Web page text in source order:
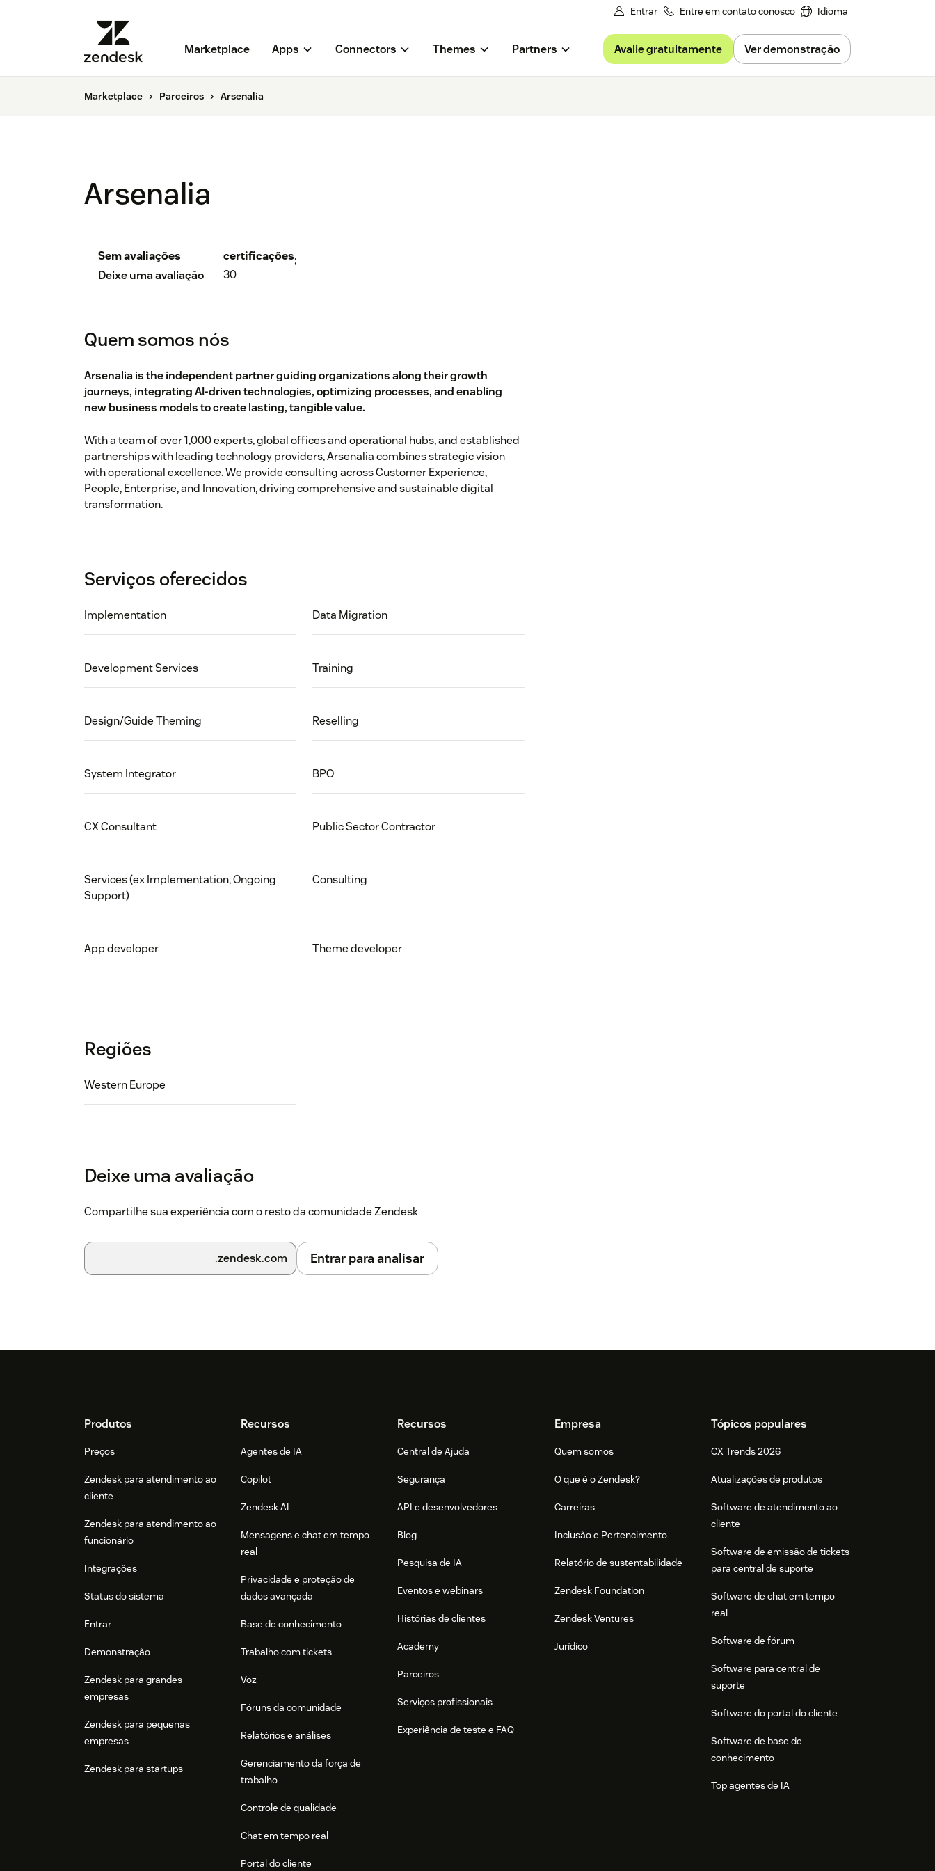
Entrar Entre em contato conosco Idioma
Marketplace Apps Connectors Themes Partners Avalie gratuitamente Ver demonstração
Marketplace Parceiros Arsenalia
Arsenalia
Sem avaliações
Deixe uma avaliação
certificações
30
;
Quem somos nós
Arsenalia is the independent partner guiding organizations along their growth
journeys, integrating AI-driven technologies, optimizing processes, and enabling
new business models to create lasting, tangible value.
With a team of over 1,000 experts, global offices and operational hubs, and established
partnerships with leading technology providers, Arsenalia combines strategic vision
with operational excellence. We provide consulting across Customer Experience,
People, Enterprise, and Innovation, driving comprehensive and sustainable digital
transformation.
Serviços oferecidos
Implementation Data Migration
Development Services Training
Design/Guide Theming Reselling
System Integrator BPO
CX Consultant Public Sector Contractor
Services (ex Implementation, Ongoing
Support)
Consulting
App developer Theme developer
Regiões
Western Europe
Deixe uma avaliação
Compartilhe sua experiência com o resto da comunidade Zendesk
.zendesk.com Entrar para analisar
FooterProdutos
Preços
Zendesk para atendimento ao
cliente
Zendesk para atendimento ao
funcionário
Integrações
Status do sistema
Entrar
Demonstração
Zendesk para grandes
empresas
Zendesk para pequenas
empresas
Zendesk para startups
Recursos
Agentes de IA
Copilot
Zendesk AI
Mensagens e chat em tempo
real
Privacidade e proteção de
dados avançada
Base de conhecimento
Trabalho com tickets
Voz
Fóruns da comunidade
Relatórios e análises
Gerenciamento da força de
trabalho
Controle de qualidade
Chat em tempo real
Portal do cliente
Recursos
Central de Ajuda
Segurança
API e desenvolvedores
Blog
Pesquisa de IA
Eventos e webinars
Histórias de clientes
Academy
Parceiros
Serviços profissionais
Experiência de teste e FAQ
Empresa
Quem somos
O que é o Zendesk?
Carreiras
Inclusão e Pertencimento
Relatório de sustentabilidade
Zendesk Foundation
Zendesk Ventures
Jurídico
Tópicos populares
CX Trends 2026
Atualizações de produtos
Software de atendimento ao
cliente
Software de emissão de tickets
para central de suporte
Software de chat em tempo
real
Software de fórum
Software para central de
suporte
Software do portal do cliente
Software de base de
conhecimento
Top agentes de IA